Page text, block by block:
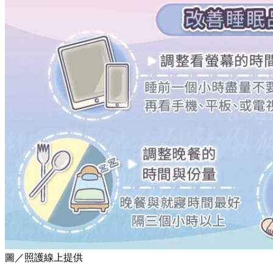
圖／照護線上提供